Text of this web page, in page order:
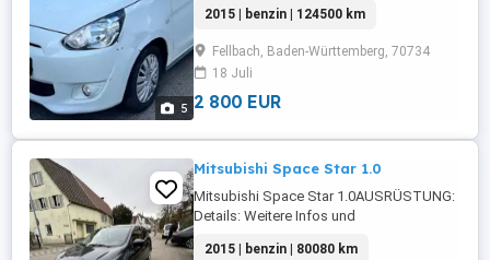
5
Weitere Infos und KontaktAutoscout24.de
2015 | benzin | 124500 km
Fellbach, Baden-Württemberg, 70734
18 Juli
2 800 EUR
Mitsubishi Space Star 1.0
Mitsubishi Space Star 1.0AUSRÜSTUNG:
Details: Weitere Infos und
2015 | benzin | 80080 km